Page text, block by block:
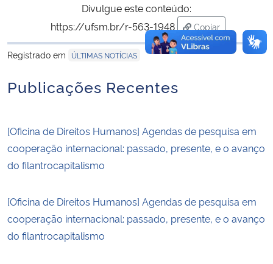
Divulgue este conteúdo:
https://ufsm.br/r-563-1948
Copiar
para área de
Registrado em
ÚLTIMAS NOTÍCIAS
Publicações Recentes
[Oficina de Direitos Humanos] Agendas de pesquisa em
cooperação internacional: passado, presente, e o avanço
do filantrocapitalismo
[Oficina de Direitos Humanos] Agendas de pesquisa em
cooperação internacional: passado, presente, e o avanço
do filantrocapitalismo